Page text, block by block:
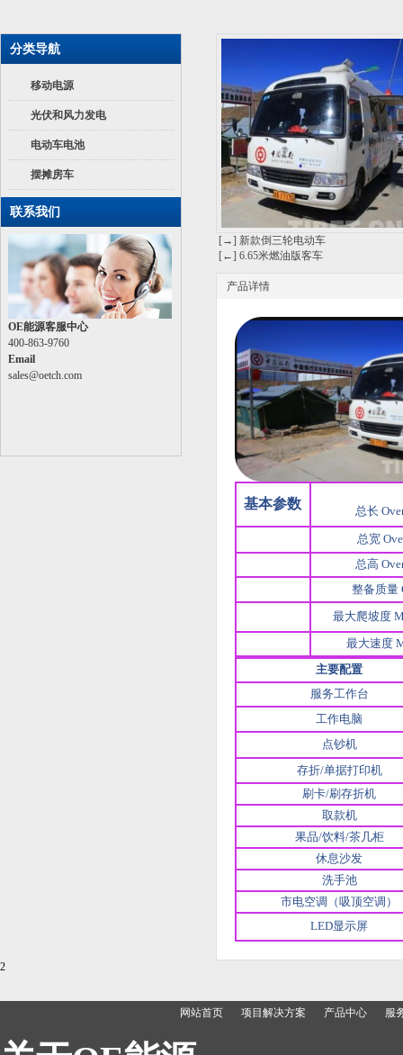
分类导航
移动电源
光伏和风力发电
电动车电池
摆摊房车
联系我们
OE能源客服中心
400-863-9760
Email
sales@oetch.com
[→] 新款倒三轮电动车
[←] 6.65米燃油版客车
产品详情
基本参数 总长
总宽
总高
整备质量
最大爬坡度
最大速度
主要配置
服务工作台
工作电脑
点钞机
存折/单据打印机
刷卡/刷存折机
取款机
果品/饮料/茶几柜
休息沙发
洗手池
市电空调（吸顶空调）
LED显示屏
2
网站首页 项目解决方案 产品中心 服